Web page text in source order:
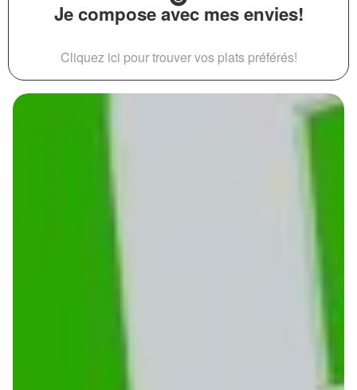
Je compose avec mes envies!
Cliquez ici pour trouver vos plats préférés!